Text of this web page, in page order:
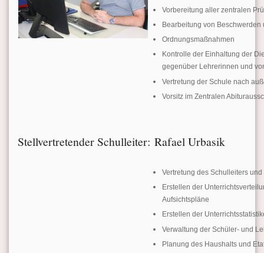
Vorbereitung aller zentralen
Bearbeitung von
Ordnungsmaßnahmen
Kontrolle der Einhaltung der
gegenüber Lehrerinnen und
Vertretung der Schule nach
Vorsitz im Zentralen
Stellvertretender Schulleiter: Rafael Urbasik
Vertretung des Schulleiters
Erstellen der
Aufsichtspläne
Erstellen der
Verwaltung der Schüler- und
Planung des Haushalts und